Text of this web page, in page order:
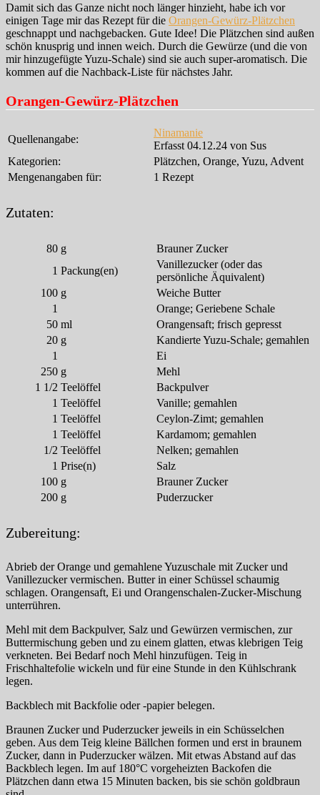
Damit sich das Ganze nicht noch länger hinzieht, habe ich vor
einigen Tage mir das Rezept für die Orangen-Gewürz-Plätzchen
geschnappt und nachgebacken. Gute Idee! Die Plätzchen sind außen
schön knusprig und innen weich. Durch die Gewürze (und die von
mir hinzugefügte Yuzu-Schale) sind sie auch super-aromatisch. Die
kommen auf die Nachback-Liste für nächstes Jahr.
Orangen-Gewürz-Plätzchen
Quellenangabe:
Ninamanie
Erfasst 04.12.24 von Sus
Kategorien:
Plätzchen, Orange, Yuzu, Advent
Mengenangaben für:
1 Rezept
Zutaten:
80 g
Brauner Zucker
1 Packung(en)
Vanillezucker (oder das
persönliche Äquivalent)
100 g
Weiche Butter
1
Orange; Geriebene Schale
50 ml
Orangensaft; frisch gepresst
20 g
Kandierte Yuzu-Schale; gemahlen
1
Ei
250 g
Mehl
1 1/2 Teelöffel
Backpulver
1 Teelöffel
Vanille; gemahlen
1 Teelöffel
Ceylon-Zimt; gemahlen
1 Teelöffel
Kardamom; gemahlen
1/2 Teelöffel
Nelken; gemahlen
1 Prise(n)
Salz
100 g
Brauner Zucker
200 g Puderzucker
Zubereitung:
Abrieb der Orange und gemahlene Yuzuschale mit Zucker und
Vanillezucker vermischen. Butter in einer Schüssel schaumig
schlagen. Orangensaft, Ei und Orangenschalen-Zucker-Mischung
unterrühren.
Mehl mit dem Backpulver, Salz und Gewürzen vermischen, zur
Buttermischung geben und zu einem glatten, etwas klebrigen Teig
verkneten. Bei Bedarf noch Mehl hinzufügen. Teig in
Frischhaltefolie wickeln und für eine Stunde in den Kühlschrank
legen.
Backblech mit Backfolie oder -papier belegen.
Braunen Zucker und Puderzucker jeweils in ein Schüsselchen
geben. Aus dem Teig kleine Bällchen formen und erst in braunem
Zucker, dann in Puderzucker wälzen. Mit etwas Abstand auf das
Backblech legen. Im auf 180°C vorgeheizten Backofen die
Plätzchen dann etwa 15 Minuten backen, bis sie schön goldbraun